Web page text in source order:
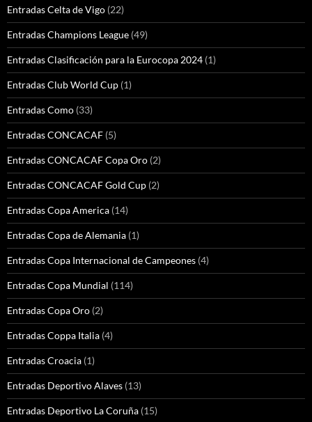
Entradas Celta de Vigo (22)
Entradas Champions League (49)
Entradas Clasificación para la Eurocopa 2024 (1)
Entradas Club World Cup (1)
Entradas Como (33)
Entradas CONCACAF (5)
Entradas CONCACAF Copa Oro (2)
Entradas CONCACAF Gold Cup (2)
Entradas Copa America (14)
Entradas Copa de Alemania (1)
Entradas Copa Internacional de Campeones (4)
Entradas Copa Mundial (114)
Entradas Copa Oro (2)
Entradas Coppa Italia (4)
Entradas Croacia (1)
Entradas Deportivo Alaves (13)
Entradas Deportivo La Coruña (15)